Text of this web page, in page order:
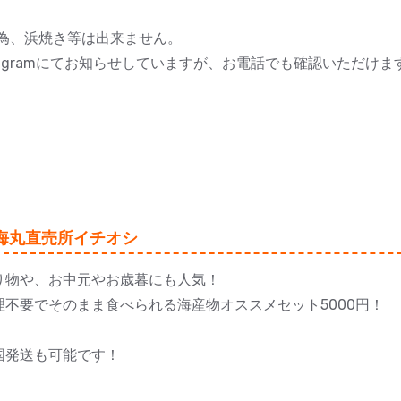
浜焼き等は出来ません。
にてお知らせしていますが、お電話でも確認いただけま
丸直売所イチオシ
物や、お中元やお歳暮にも人気！
不要でそのまま食べられる海産物オススメセット5000円！
発送も可能です！